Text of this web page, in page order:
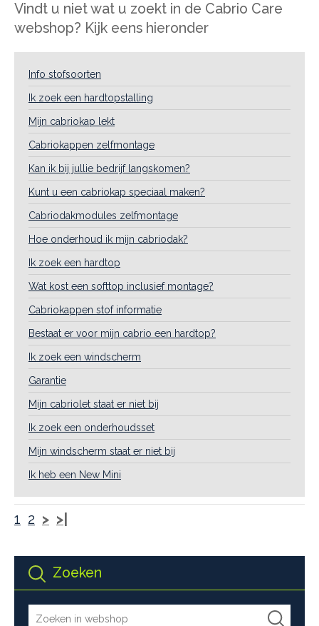
Zoeken
Vindt u niet wat u zoekt in de Cabrio Care
webshop? Kijk eens hieronder
Info stofsoorten
Ik zoek een hardtopstalling
Mijn cabriokap lekt
Cabriokappen zelfmontage
Kan ik bij jullie bedrijf langskomen?
Kunt u een cabriokap speciaal maken?
Cabriodakmodules zelfmontage
Hoe onderhoud ik mijn cabriodak?
Ik zoek een hardtop
Wat kost een softtop inclusief montage?
Cabriokappen stof informatie
Bestaat er voor mijn cabrio een hardtop?
Ik zoek een windscherm
Garantie
Mijn cabriolet staat er niet bij
Ik zoek een onderhoudsset
Mijn windscherm staat er niet bij
Ik heb een New Mini
1 2 > >|